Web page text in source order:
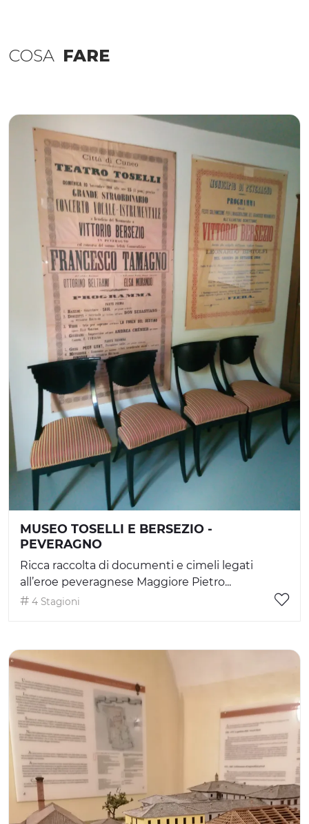
COSA FARE
MUSEO TOSELLI E BERSEZIO -
PEVERAGNO
Ricca raccolta di documenti e cimeli legati
all’eroe peveragnese Maggiore Pietro...
4 Stagioni